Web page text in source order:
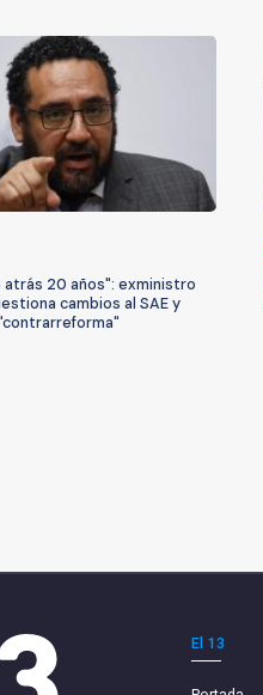
atrás 20 años": exministro
cambios al SAE y
El 13